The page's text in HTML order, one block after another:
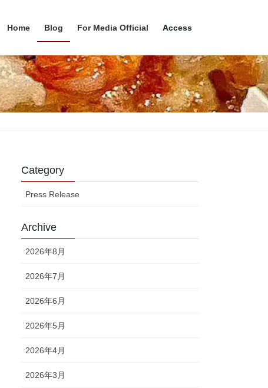
Home Blog For Media Official Access
Category
Press Release
Archive
2026年8月
2026年7月
2026年6月
2026年5月
2026年4月
2026年3月